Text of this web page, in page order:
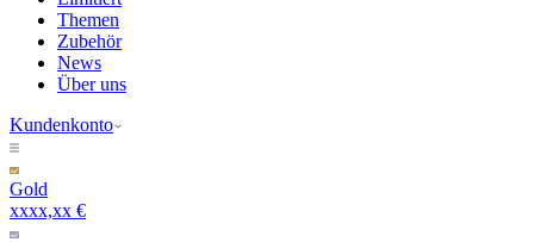
Themen
Zubehör
News
Über uns
Kundenkonto
Gold
xxxx,xx €